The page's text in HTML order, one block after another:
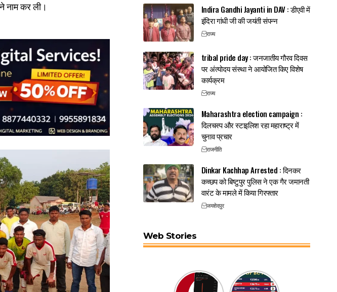
नाम कर ली।
Indira Gandhi Jayanti in DAV : डीएवी में
इंदिरा गांधी जी की जयंती संपन्न
राज्य
tribal pride day : जनजातीय गौरव दिवस
पर अंत्योदय संस्था ने आयोजित किए विशेष
कार्यक्रम
राज्य
Maharashtra election campaign :
दिलचस्प और स्टाइलिश रहा महाराष्ट्र में
चुनाव प्रचार
राजनीति
Dinkar Kachhap Arrested : दिनकर
कच्छप को बिष्टुपुर पुलिस ने एक गैर जमानती
वारंट के मामले में किया गिरफ्तार
जमशेदपुर
Web Stories